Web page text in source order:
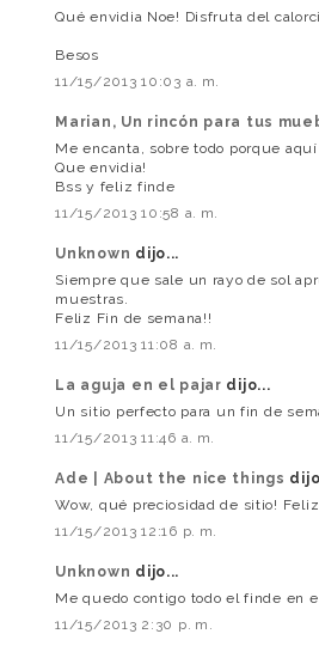
Qué envidia Noe! Disfruta del
Besos
11/15/2013 10:03 a. m.
Marian, Un rincón para tus
Me encanta, sobre todo porque
Que envidia!
Bss y feliz finde
11/15/2013 10:58 a. m.
Unknown dijo...
Siempre que sale un rayo de sol
muestras.
Feliz Fin de semana!!
11/15/2013 11:08 a. m.
La aguja en el pajar dijo...
Un sitio perfecto para un fin de
11/15/2013 11:46 a. m.
Ade | About the nice things
Wow, qué preciosidad de sitio!
11/15/2013 12:16 p. m.
Unknown dijo...
Me quedo contigo todo el finde en
11/15/2013 2:30 p. m.